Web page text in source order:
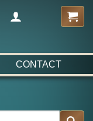
CONTACT